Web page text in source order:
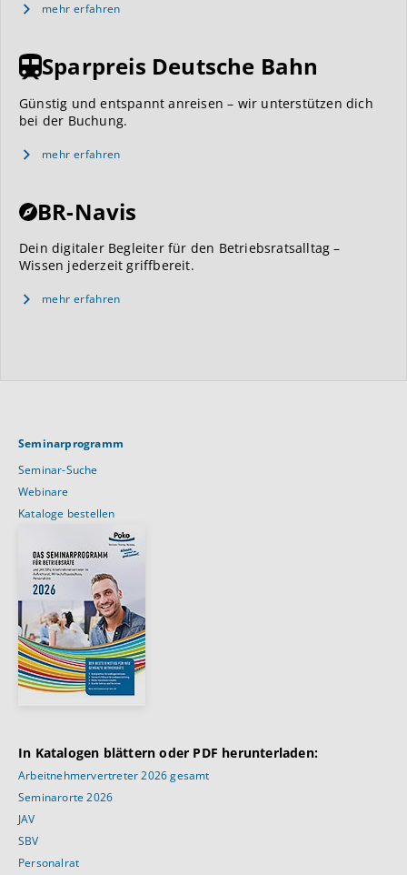
mehr erfahren
Sparpreis Deutsche Bahn
Günstig und entspannt anreisen – wir unterstützen dich
bei der Buchung.
mehr erfahren
BR-Navis
Dein digitaler Begleiter für den Betriebsratsalltag –
Wissen jederzeit griffbereit.
mehr erfahren
Seminarprogramm
Seminar-Suche
Webinare
Kataloge bestellen
In Katalogen blättern oder PDF herunterladen:
Arbeitnehmervertreter 2026 gesamt
Seminarorte 2026
JAV
SBV
Personalrat